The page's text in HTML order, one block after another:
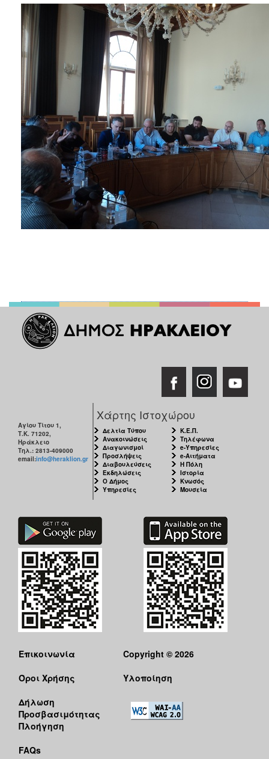
Αγίου Τίτου 1,
Τ.Κ. 71202,
Ηράκλειο
Τηλ.: 2813-409000
email:info@heraklion.gr
Χάρτης Ιστοχώρου
Δελτία Τύπου
Ανακοινώσεις
Διαγωνισμοί
Προσλήψεις
Διαβουλεύσεις
Εκδηλώσεις
Ο Δήμος
Υπηρεσίες
Κ.Ε.Π.
Τηλέφωνα
e-Υπηρεσίες
e-Αιτήματα
Η Πόλη
Ιστορία
Κνωσός
Μουσεία
Επικοινωνία
Όροι Χρήσης
Δήλωση
Προσβασιμότητας
Πλοήγηση
FAQs
Copyright © 2026
Υλοποίηση